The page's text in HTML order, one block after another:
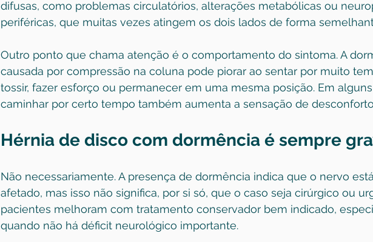
difusas, como problemas circulatórios, alterações metabólicas ou
periféricas, que muitas vezes atingem os dois lados de forma
Outro ponto que chama atenção é o comportamento do sintoma. A
causada por compressão na coluna pode piorar ao sentar por muito
tossir, fazer esforço ou permanecer em uma mesma posição. Em
caminhar por certo tempo também aumenta a sensação de
Hérnia de disco com dormência é sempre
Não necessariamente. A presença de dormência indica que o nervo
afetado, mas isso não significa, por si só, que o caso seja cirúrgico ou
pacientes melhoram com tratamento conservador bem indicado,
quando não há déficit neurológico importante.